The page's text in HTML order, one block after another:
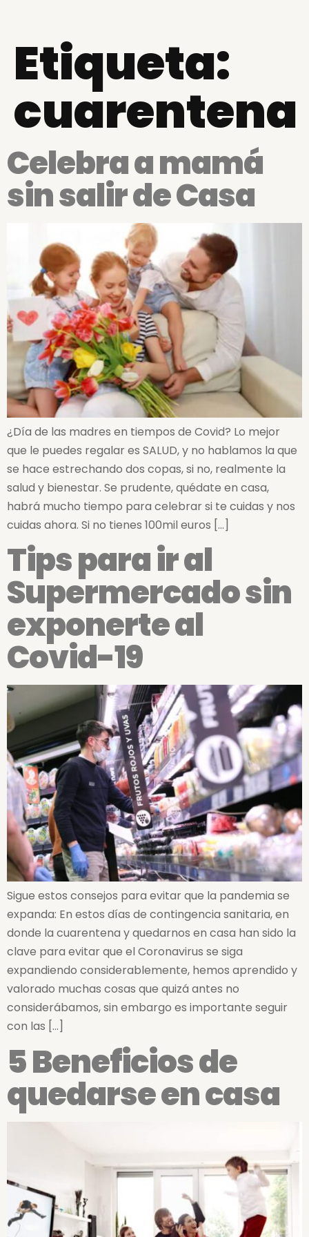
Etiqueta:
cuarentena
Celebra a mamá
sin salir de Casa
¿Día de las madres en tiempos de Covid? Lo mejor
que le puedes regalar es SALUD, y no hablamos la que
se hace estrechando dos copas, si no, realmente la
salud y bienestar. Se prudente, quédate en casa,
habrá mucho tiempo para celebrar si te cuidas y nos
cuidas ahora. Si no tienes 100mil euros […]
Tips para ir al
Supermercado sin
exponerte al
Covid-19
Sigue estos consejos para evitar que la pandemia se
expanda: En estos días de contingencia sanitaria, en
donde la cuarentena y quedarnos en casa han sido la
clave para evitar que el Coronavirus se siga
expandiendo considerablemente, hemos aprendido y
valorado muchas cosas que quizá antes no
considerábamos, sin embargo es importante seguir
con las […]
5 Beneficios de
quedarse en casa